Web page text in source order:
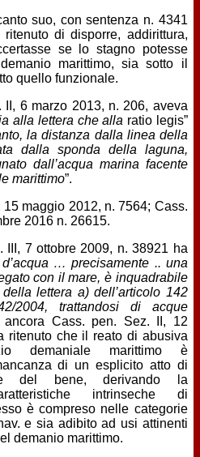
suo, con sentenza n. 4341
di disporre, addirittura,
se lo stagno potesse
marittimo, sia sotto il
quello funzionale.
II, 6 marzo 2013, n. 206, aveva
alla lettera che alla ratio legis”
la distanza dalla linea della
dalla sponda della laguna,
dall’acqua marina facente
marittimo”.
15 maggio 2012, n. 7564; Cass.
2016 n. 26615.
III, 7 ottobre 2009, n. 38921 ha
… precisamente .. una
con il mare, è inquadrabile
lettera a) dell’articolo 142
2004, trattandosi di acque
ancora Cass. pen. Sez. II, 12
ritenuto che il reato di abusiva
demaniale marittimo è
di un esplicito atto di
del bene, derivando la
intrinseche di
è compreso nelle categorie
e sia adibito ad usi attinenti
demanio marittimo.